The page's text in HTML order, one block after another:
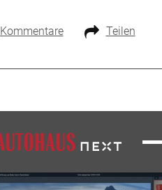
Kommentare Teilen